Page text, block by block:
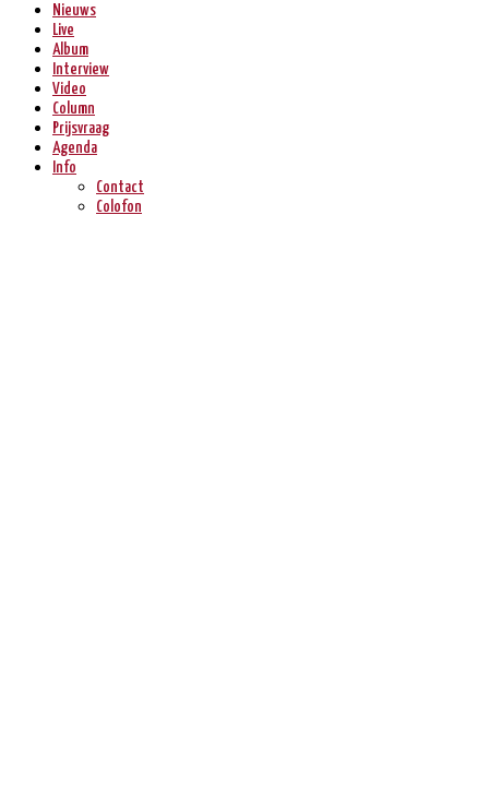
Nieuws
Live
Album
Interview
Video
Column
Prijsvraag
Agenda
Info
Contact
Colofon